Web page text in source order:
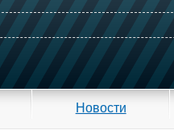
Новости